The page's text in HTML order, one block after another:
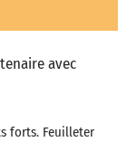
avec
forts. Feuilleter